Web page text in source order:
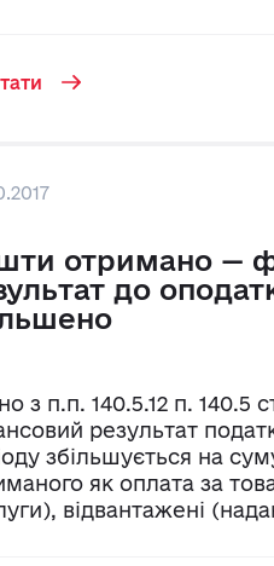
отримано —
до
з п.п. 140.5.12 п. 140.5
результат
збільшується на
як оплата за
відвантажені